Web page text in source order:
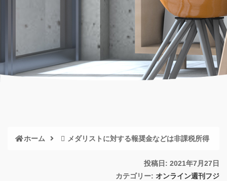
ホーム メダリストに対する報奨金などは非課税所得
投稿日: 2021年7月27日
カテゴリー: オンライン週刊フジ